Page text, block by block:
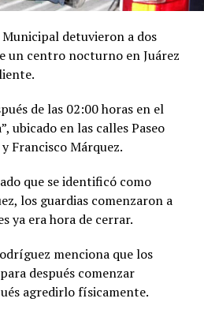
detuvieron a dos
un centro nocturno en Juárez
de las 02:00 horas en el
ubicado en las calles Paseo
Francisco Márquez.
que se identificó como
los guardias comenzaron a
ya era hora de cerrar.
menciona que los
después comenzar
agredirlo físicamente.